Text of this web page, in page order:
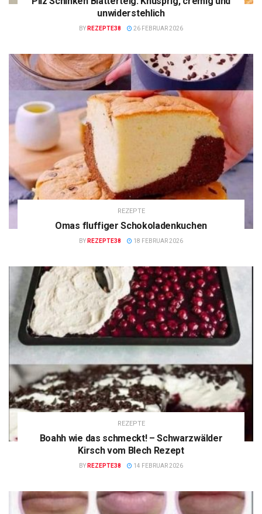
unwiderstehlich
BY REZEPTE38 26 FEBRUAR 2026
REZEPTE
Omas fluffiger Schokoladenkuchen
BY REZEPTE38 18 FEBRUAR 2026
REZEPTE
Boahh wie das schmeckt! – Schwarzwälder
Kirsch vom Blech Rezept
BY REZEPTE38 14 FEBRUAR 2026